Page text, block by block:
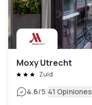
Moxy Utrecht
Zuid
4.6/5|41 Opiniones